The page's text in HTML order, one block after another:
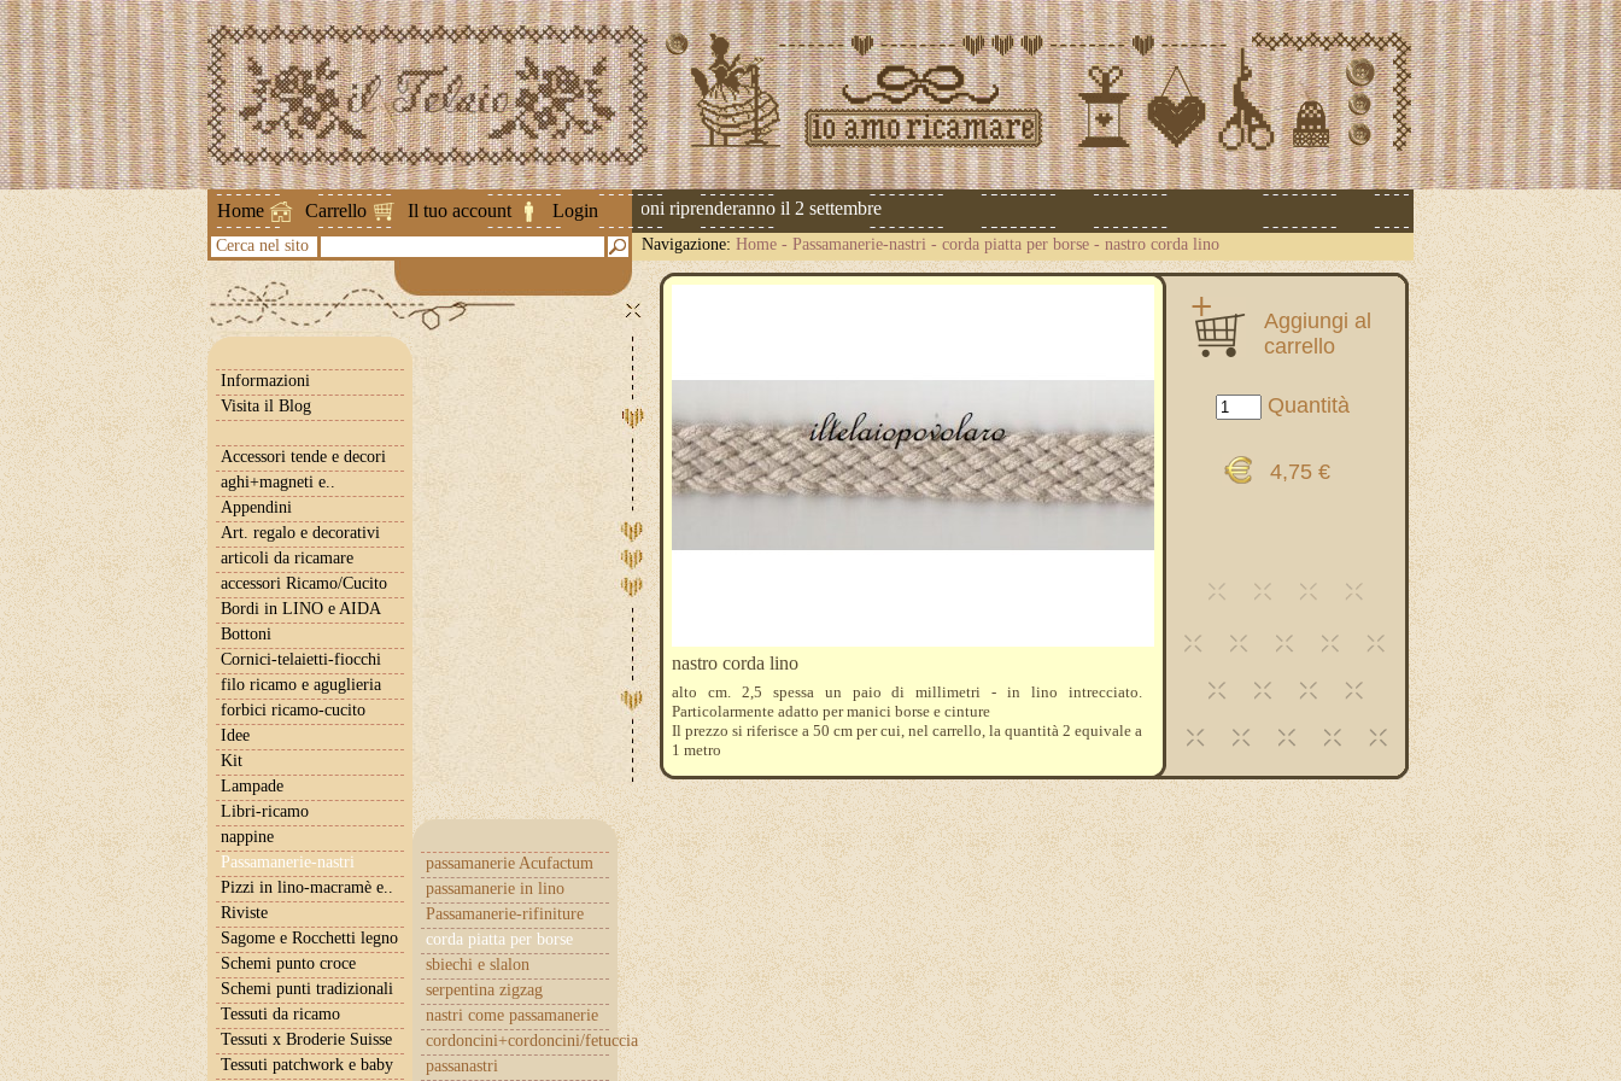
Home Carrello Il tuo account Login
Attenzione ! Le spedizioni riprenderanno il 2 settembre
Cerca nel sito Navigazione: Home - Passamanerie-nastri - corda piatta per borse - nastro corda lino
Informazioni
Visita il Blog
Accessori tende e decori
aghi+magneti e..
Appendini
Art. regalo e decorativi
articoli da ricamare
accessori Ricamo/Cucito
Bordi in LINO e AIDA
Bottoni
Cornici-telaietti-fiocchi
filo ricamo e aguglieria
forbici ricamo-cucito
Idee
Kit
Lampade
Libri-ricamo
nappine
Passamanerie-nastri
passamanerie Acufactum
passamanerie in lino
Passamanerie-rifiniture
corda piatta per borse
sbiechi e slalon
serpentina zigzag
nastri come passamanerie
cordoncini+cordoncini/fetuccia
passanastri
Pizzi in lino-macramè e..
Riviste
Sagome e Rocchetti legno
Schemi punto croce
Schemi punti tradizionali
Tessuti da ricamo
Tessuti x Broderie Suisse
Tessuti patchwork e baby
Aggiungi al
carrello
Quantità
4,75 €
nastro corda lino
alto cm. 2,5 spessa un paio di millimetri - in lino intrecciato.
Particolarmente adatto per manici borse e cinture
Il prezzo si riferisce a 50 cm per cui, nel carrello, la quantità 2 equivale a
1 metro